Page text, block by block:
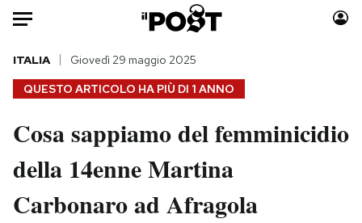
Auto
HOME
Italia
Politica
Tecnologia
Moda
Consumismi
Storie/Idee
QUESTO ARTICOLO HA PIÙ DI 1 ANNO
ITALIA Giovedì 29 maggio 2025
Cosa sappiamo del femminicidio
della 14enne Martina
Carbonaro ad Afragola